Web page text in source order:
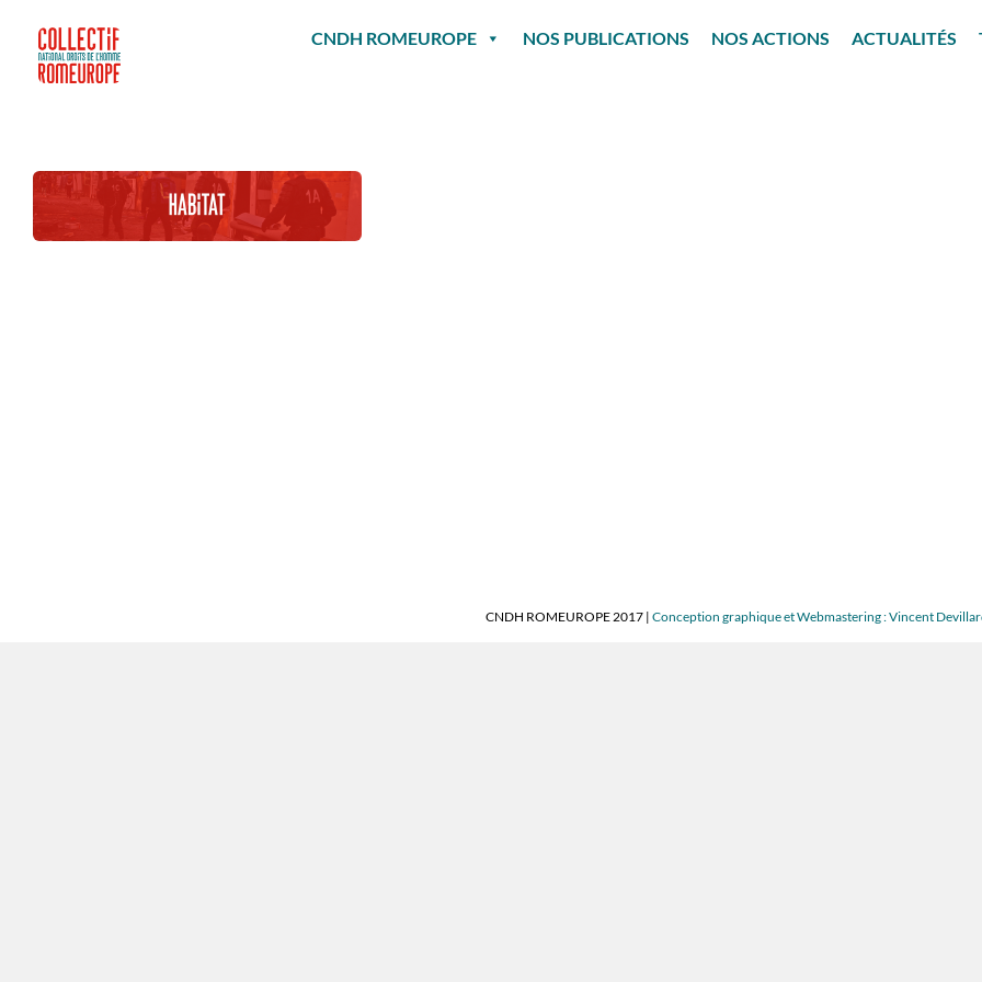
contenu
CNDH ROMEUROPE NOS PUBLICATIONS NOS ACTIONS ACTUALITÉS
CNDH ROMEUROPE 2017 | Conception graphique et Webmastering : Vincent